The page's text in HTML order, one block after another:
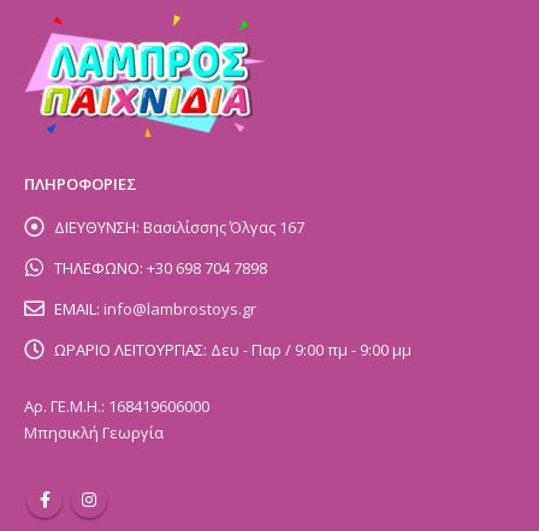
ΠΛΗΡΟΦΟΡΙΕΣ
ΔΙΕΥΘΥΝΣΗ: Βασιλίσσης Όλγας 167
ΤΗΛΕΦΩΝΟ: +30 698 704 7898
EMAIL: info@lambrostoys.gr
ΩΡΑΡΙΟ ΛΕΙΤΟΥΡΓΙΑΣ: Δευ - Παρ / 9:00 πμ - 9:00 μμ
Αρ. ΓΕ.Μ.Η.: 168419606000
Μπησικλή Γεωργία